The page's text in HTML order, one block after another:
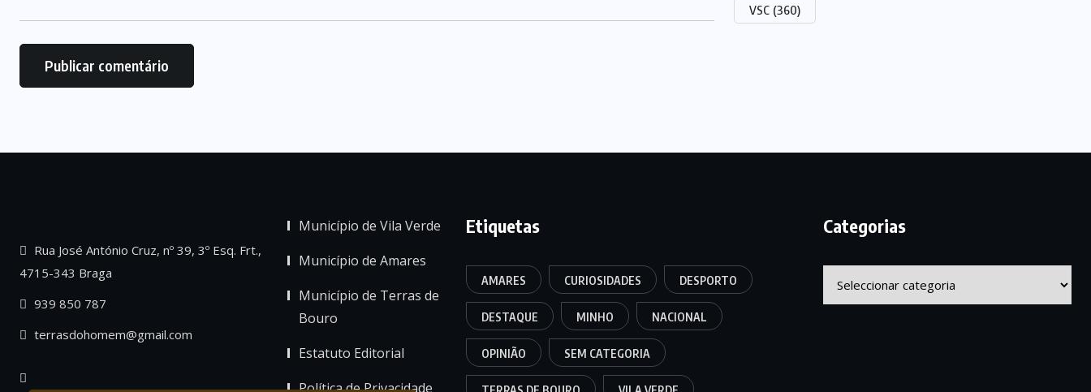
VSC (360)
Rua José António Cruz, nº 39, 3º Esq. Frt.,
4715-343 Braga
939 850 787
terrasdohomem@gmail.com
Município de Vila Verde
Município de Amares
Município de Terras de
Bouro
Estatuto Editorial
Política de Privacidade
Etiquetas
AMARES CURIOSIDADES DESPORTO
DESTAQUE MINHO NACIONAL
OPINIÃO SEM CATEGORIA
Categorias